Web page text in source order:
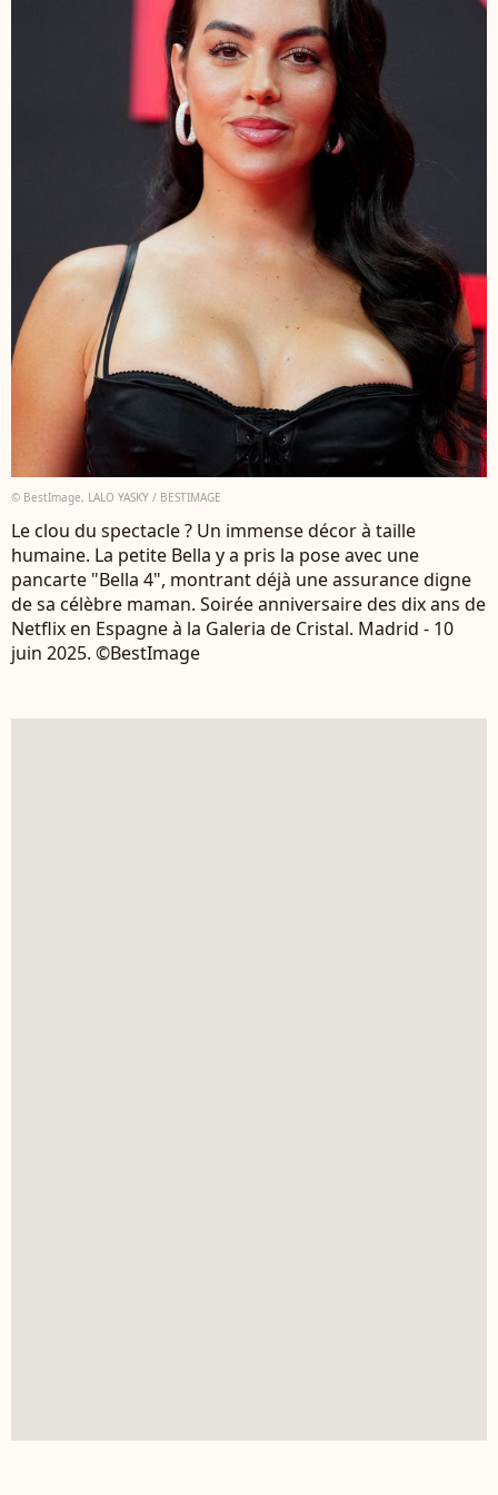
© BestImage, LALO YASKY / BESTIMAGE
Le clou du spectacle ? Un immense décor à taille
humaine. La petite Bella y a pris la pose avec une
pancarte "Bella 4", montrant déjà une assurance digne
de sa célèbre maman. Soirée anniversaire des dix ans de
Netflix en Espagne à la Galeria de Cristal. Madrid - 10
juin 2025. ©BestImage